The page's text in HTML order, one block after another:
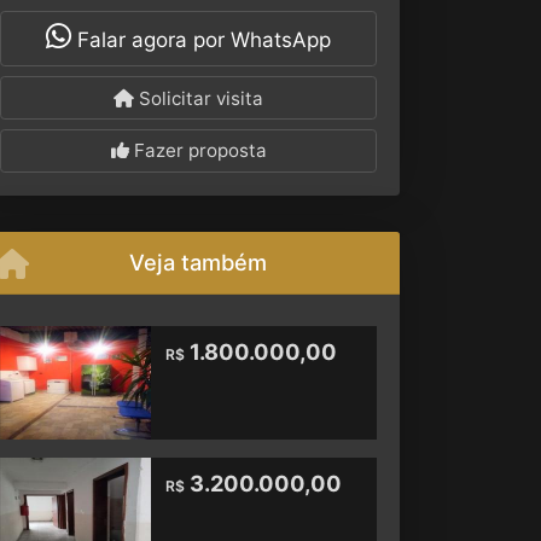
Falar agora por WhatsApp
Solicitar visita
Fazer proposta
Veja também
R$1.800.000,00
R$3.200.000,00